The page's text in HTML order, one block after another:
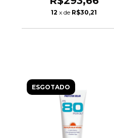
12 x de R$30,21
ESGOTADO